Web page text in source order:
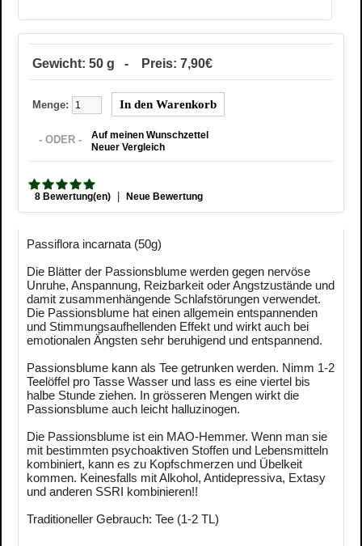
Gewicht: 50 g - Preis: 7,90€
Menge:
- ODER -
Auf meinen Wunschzettel
Neuer Vergleich
8 Bewertung(en) | Neue Bewertung
Passiflora incarnata (50g)
Die Blätter der Passionsblume werden gegen nervöse
Unruhe, Anspannung, Reizbarkeit oder Angstzustände und
damit zusammenhängende Schlafstörungen verwendet.
Die Passionsblume hat einen allgemein entspannenden
und Stimmungsaufhellenden Effekt und wirkt auch bei
emotionalen Ängsten sehr beruhigend und entspannend.
Passionsblume kann als Tee getrunken werden. Nimm 1-2
Teelöffel pro Tasse Wasser und lass es eine viertel bis
halbe Stunde ziehen. In grösseren Mengen wirkt die
Passionsblume auch leicht halluzinogen.
Die Passionsblume ist ein MAO-Hemmer. Wenn man sie
mit bestimmten psychoaktiven Stoffen und Lebensmitteln
kombiniert, kann es zu Kopfschmerzen und Übelkeit
kommen. Keinesfalls mit Alkohol, Antidepressiva, Extasy
und anderen SSRI kombinieren!!
Traditioneller Gebrauch: Tee (1-2 TL)